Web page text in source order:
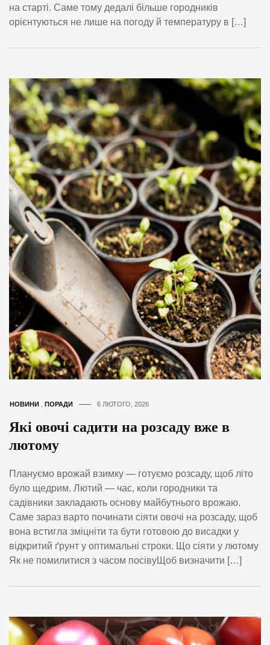
на старті. Саме тому дедалі більше городників
орієнтуються не лише на погоду й температуру в […]
НОВИНИ ПОРАДИ 6 ЛЮТОГО, 2026
Які овочі садити на розсаду вже в
лютому
Плануємо врожай взимку — готуємо розсаду, щоб літо
було щедрим. Лютий — час, коли городники та
садівники закладають основу майбутнього врожаю.
Саме зараз варто починати сіяти овочі на розсаду, щоб
вона встигла зміцніти та бути готовою до висадки у
відкритий ґрунт у оптимальні строки. Що сіяти у лютому
Як не помилитися з часом посівуЩоб визначити […]